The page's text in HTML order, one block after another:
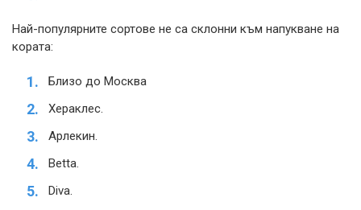
Най-популярните сортове не са склонни към напукване на
кората:
Близо до Москва
Хераклес.
Арлекин.
Betta.
Diva.